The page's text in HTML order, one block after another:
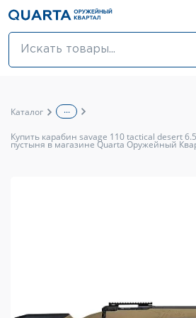
Оптовикам
Каталог ...
Купить карабин savage 110 tactical desert
пустыня в магазине Quarta Оружейный